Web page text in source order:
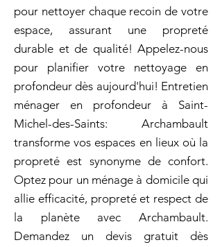
pour nettoyer chaque recoin de votre
espace, assurant une propreté
durable et de qualité! Appelez-nous
pour planifier votre nettoyage en
profondeur dès aujourd'hui! Entretien
ménager en profondeur à Saint-
Michel-des-Saints: Archambault
transforme vos espaces en lieux où la
propreté est synonyme de confort.
Optez pour un ménage à domicile qui
allie efficacité, propreté et respect de
la planète avec Archambault.
Demandez un devis gratuit dès